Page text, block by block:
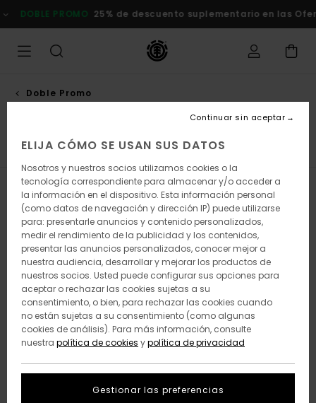
a
la
productos
25% de descuento suplementario en las Ofertas Comprar
Doble Promo
Calcetines Cinturones y Carteras
Filtrar y Ordenar Resultados
Saltar
búsqueda
ELIJA CÓMO SE USAN SUS DATOS
Nosotros y nuestros socios utilizamos cookies o la
tecnología correspondiente para almacenar y/o acceder a
la información en el dispositivo. Esta información personal
(como datos de navegación y dirección IP) puede utilizarse
para: presentarle anuncios y contenido personalizados,
medir el rendimiento de la publicidad y los contenidos,
presentar las anuncios personalizados, conocer mejor a
nuestra audiencia, desarrollar y mejorar los productos de
nuestros socios. Usted puede configurar sus opciones para
aceptar o rechazar las cookies sujetas a su
consentimiento, o bien, para rechazar las cookies cuando
no están sujetas a su consentimiento (como algunas
cookies de análisis). Para más información, consulte
nuestra política de cookies ypolítica de privacidad
Gestionar las preferencias
Continuar sin aceptar